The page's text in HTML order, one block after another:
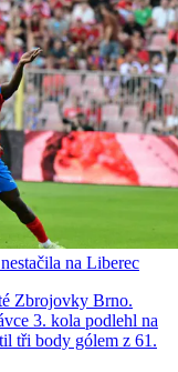
na Liberec
Zbrojovky Brno.
3. kola podlehl na
tři body gólem z 61.